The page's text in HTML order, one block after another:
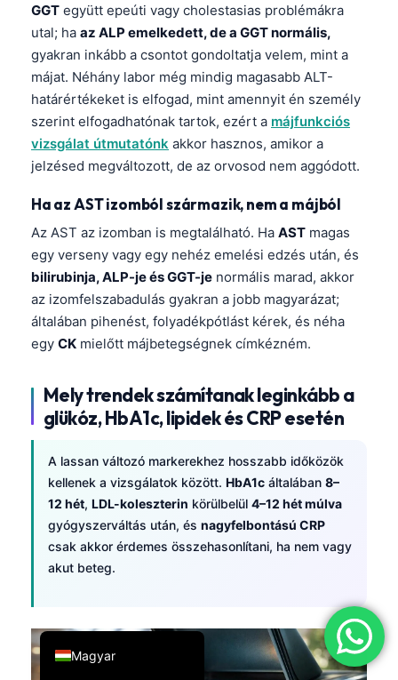
GGT együtt epeúti vagy cholestasias problémákra
utal; ha az ALP emelkedett, de a GGT normális,
gyakran inkább a csontot gondoltatja velem, mint a
májat. Néhány labor még mindig magasabb ALT-
határértékeket is elfogad, mint amennyit én személy
szerint elfogadhatónak tartok, ezért a májfunkciós
vizsgálat útmutatónk akkor hasznos, amikor a
jelzésed megváltozott, de az orvosod nem aggódott.
Ha az AST izomból származik, nem a májból
Az AST az izomban is megtalálható. Ha AST magas
egy verseny vagy egy nehéz emelési edzés után, és
bilirubinja, ALP-je és GGT-je normális marad, akkor
az izomfelszabadulás gyakran a jobb magyarázat;
általában pihenést, folyadékpótlást kérek, és néha
egy CK mielőtt májbetegségnek címkézném.
Mely trendek számítanak leginkább a
glükóz, HbA1c, lipidek és CRP esetén
A lassan változó markerekhez hosszabb időközök
kellenek a vizsgálatok között. HbA1c általában 8–
12 hét, LDL-koleszterin körülbelül 4–12 hét múlva
gyógyszerváltás után, és nagyfelbontású CRP
csak akkor érdemes összehasonlítani, ha nem vagy
akut beteg.
Magyar
English
العربية
Français
עִבְרִית
Italiano
Português
Ελληνικά
Română
简体中文
فارسی
Bahasa Indonesia
Հայերեն
Íslenska
Српски језик
Svenska